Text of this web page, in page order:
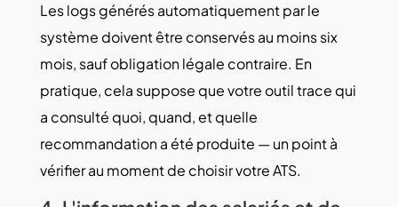
Les logs générés automatiquement par le
système doivent être conservés au moins six
mois, sauf obligation légale contraire. En
pratique, cela suppose que votre outil trace qui
a consulté quoi, quand, et quelle
recommandation a été produite — un point à
vérifier au moment de choisir votre ATS.